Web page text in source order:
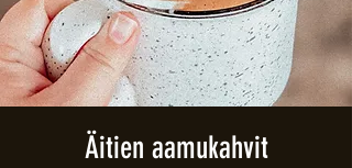
Äitien aamukahvit